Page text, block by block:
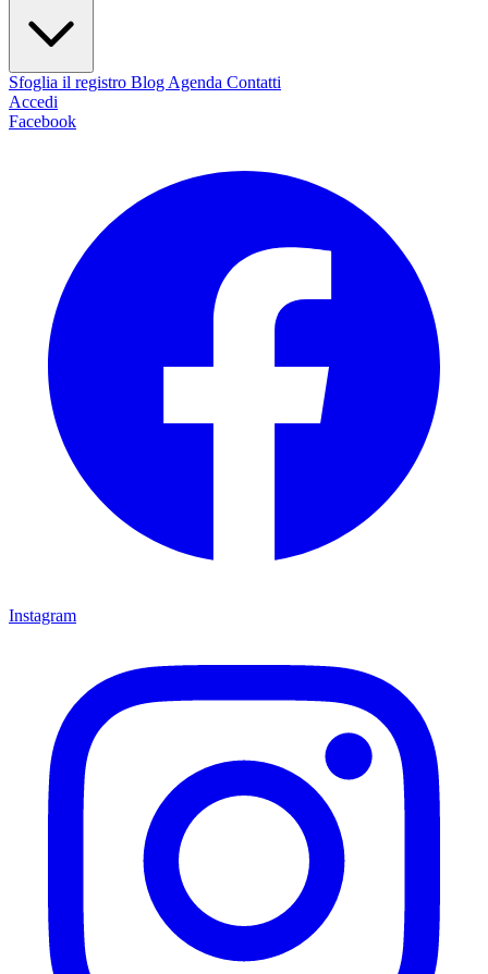
Sfoglia il registro Blog Agenda Contatti
Accedi
Facebook
Instagram